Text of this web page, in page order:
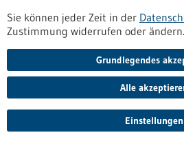
Pressemitteilung - 15.12.2021
Lebendes Testsystem weist
Entzündungsverstärker
Ein zellbasierter Test erlaubt
Immunkomplexe in geringsten
Erforschung und Diagnostik von
und Virusinfektionen wie COVID-19.
Sie können jeder Zeit in der
Zustimmung widerrufen oder ändern.
Grundlegendes
Alle
Einstellungen